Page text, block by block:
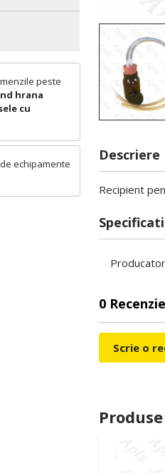
peste
hrana
cu
de echipamente
Descriere
Recipient
Producator
0
Scrie o